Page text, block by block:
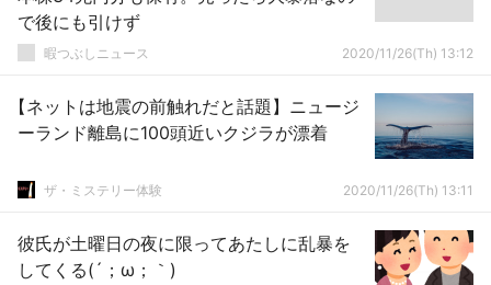
で後にも引けず
暇つぶしニュース 2020/11/26(Th) 13:12
【ネットは地震の前触れだと話題】ニュージ
ーランド離島に100頭近いクジラが漂着
ザ・ミステリー体験 2020/11/26(Th) 13:11
彼氏が土曜日の夜に限ってあたしに乱暴を
してくる(´；ω；｀)